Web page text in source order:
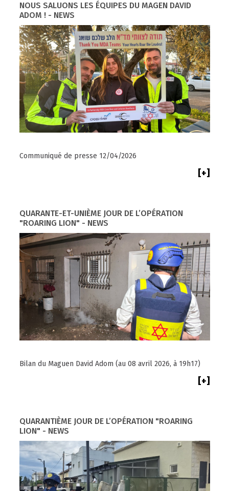
NOUS SALUONS LES ÉQUIPES DU MAGEN DAVID
ADOM ! - NEWS
Communiqué de presse 12/04/2026
[+]
QUARANTE-ET-UNIÈME JOUR DE L’OPÉRATION
"ROARING LION" - NEWS
Bilan du Maguen David Adom (au 08 avril 2026, à 19h17)
[+]
QUARANTIÈME JOUR DE L’OPÉRATION "ROARING
LION" - NEWS